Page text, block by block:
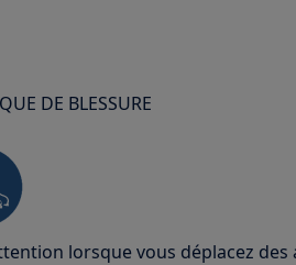
DE BLESSURE
lorsque vous déplacez des